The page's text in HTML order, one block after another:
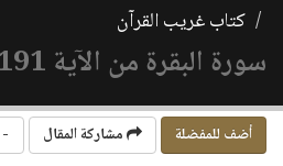
كتاب غريب القرآن
سورة البقرة من الآية 191 الى الآية 196
أضف للمفضلة مشاركة المقال -